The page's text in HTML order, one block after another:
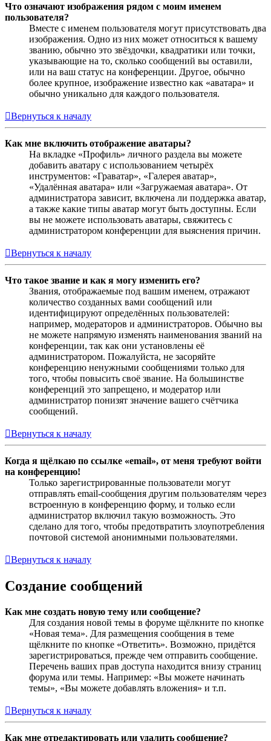
Что означают изображения рядом с моим именем
пользователя?
Вместе с именем пользователя могут присутствовать два
изображения. Одно из них может относиться к вашему
званию, обычно это звёздочки, квадратики или точки,
указывающие на то, сколько сообщений вы оставили,
или на ваш статус на конференции. Другое, обычно
более крупное, изображение известно как «аватара» и
обычно уникально для каждого пользователя.
Вернуться к началу
Как мне включить отображение аватары?
На вкладке «Профиль» личного раздела вы можете
добавить аватару с использованием четырёх
инструментов: «Граватар», «Галерея аватар»,
«Удалённая аватара» или «Загружаемая аватара». От
администратора зависит, включена ли поддержка аватар,
а также какие типы аватар могут быть доступны. Если
вы не можете использовать аватары, свяжитесь с
администратором конференции для выяснения причин.
Вернуться к началу
Что такое звание и как я могу изменить его?
Звания, отображаемые под вашим именем, отражают
количество созданных вами сообщений или
идентифицируют определённых пользователей:
например, модераторов и администраторов. Обычно вы
не можете напрямую изменять наименования званий на
конференции, так как они установлены её
администратором. Пожалуйста, не засоряйте
конференцию ненужными сообщениями только для
того, чтобы повысить своё звание. На большинстве
конференций это запрещено, и модератор или
администратор понизят значение вашего счётчика
сообщений.
Вернуться к началу
Когда я щёлкаю по ссылке «email», от меня требуют войти
на конференцию!
Только зарегистрированные пользователи могут
отправлять email-сообщения другим пользователям через
встроенную в конференцию форму, и только если
администратор включил такую возможность. Это
сделано для того, чтобы предотвратить злоупотребления
почтовой системой анонимными пользователями.
Вернуться к началу
Создание сообщений
Как мне создать новую тему или сообщение?
Для создания новой темы в форуме щёлкните по кнопке
«Новая тема». Для размещения сообщения в теме
щёлкните по кнопке «Ответить». Возможно, придётся
зарегистрироваться, прежде чем отправить сообщение.
Перечень ваших прав доступа находится внизу страниц
форума или темы. Например: «Вы можете начинать
темы», «Вы можете добавлять вложения» и т.п.
Вернуться к началу
Как мне отредактировать или удалить сообщение?